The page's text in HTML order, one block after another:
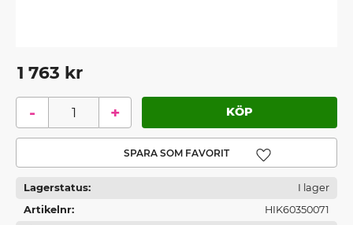
1 763 kr
+
-
Lägg till i favoriter
Lagerstatus
I lager
Artikelnr
HIK60350071